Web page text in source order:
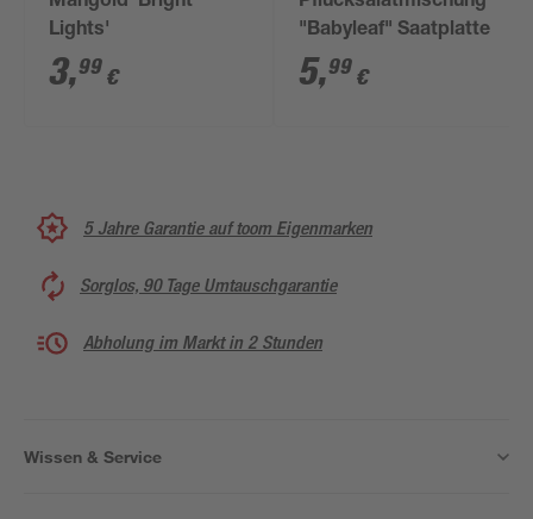
Lights'
3,99 €
"Babyleaf" Saatplatte
5,99 €
5 Jahre Garantie auf toom Eigenmarken
Sorglos, 90 Tage Umtauschgarantie
Abholung im Markt in 2 Stunden
Wissen & Service